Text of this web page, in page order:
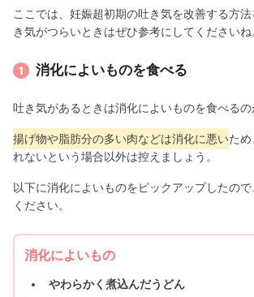
ここでは、妊娠超初期の吐き気を改善する方
き気がつらいときはぜひ参考にしてくださいね
消化によいものを食べる
吐き気があるときは消化によいものを食べるの
揚げ物や脂肪分の多い肉などは消化に悪いた
れないという場合以外は控えましょう。
以下に消化によいものをピックアップしたの
ください。
消化によいもの
やわらかく煮込んだうどん